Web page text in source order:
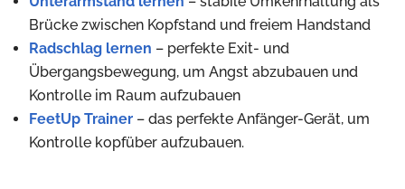
Brücke zwischen Kopfstand und freiem Handstand
Radschlag lernen – perfekte Exit- und
Übergangsbewegung, um Angst abzubauen und
Kontrolle im Raum aufzubauen
FeetUp Trainer – das perfekte Anfänger-Gerät, um
Kontrolle kopfüber aufzubauen.